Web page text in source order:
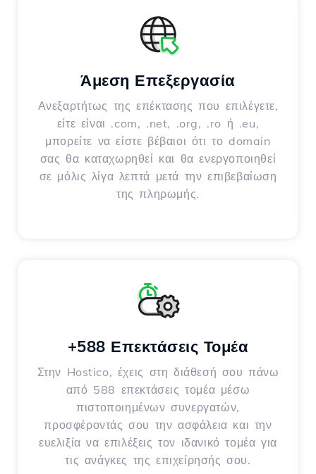
Άμεση Επεξεργασία
Ανεξαρτήτως της επέκτασης που επιλέγετε,
είτε είναι .com, .net, .org, .ro ή .eu,
μπορείτε να είστε βέβαιοι ότι το domain
σας θα καταχωρηθεί και θα ενεργοποιηθεί
σε μόλις λίγα λεπτά μετά την επιβεβαίωση
της πληρωμής.
+588 Επεκτάσεις Τομέα
Στην Hostico, έχεις στη διάθεσή σου πάνω
από 588 επεκτάσεις τομέα μέσω
πιστοποιημένων συνεργατών,
προσφέροντάς σου την ασφάλεια και την
ευελιξία να επιλέξεις τον ιδανικό τομέα για
τις ανάγκες της επιχείρησής σου.